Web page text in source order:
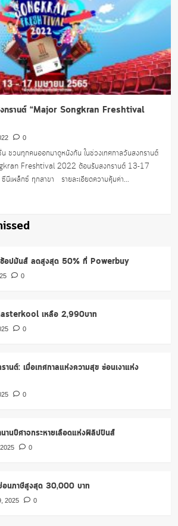
งกรานต์ “Major Songkran Freshtival
0
ชวนทุกคนออกมาดูหนังกัน ในช่วงเทศกาลวันสงกรานต์
Freshtival 2022 ต้อนรับสงกรานต์ 13-17
นีเพล็กซ์ ทุกสาขา รายละเอียดความคุ้มค่า...
ปมันส์ ลดสูงสุด 50% ที่ Powerbuy
0
เหลือ 2,990บาท
0
นต์: เมื่อเทศกาลแห่งความสุข ซ่อนเงาแห่ง
0
านปีศาจกระหายเลือดแห่งฟิลิปปินส์
0
นภาษีสูงสุด 30,000 บาท
2025 0